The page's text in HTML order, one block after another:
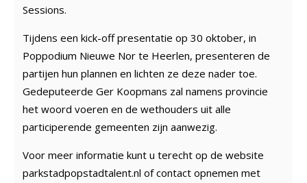
Sessions.
Tijdens een kick-off presentatie op 30 oktober, in
Poppodium Nieuwe Nor te Heerlen, presenteren de
partijen hun plannen en lichten ze deze nader toe.
Gedeputeerde Ger Koopmans zal namens provincie
het woord voeren en de wethouders uit alle
participerende gemeenten zijn aanwezig.
Voor meer informatie kunt u terecht op de website
parkstadpopstadtalent.nl of contact opnemen met